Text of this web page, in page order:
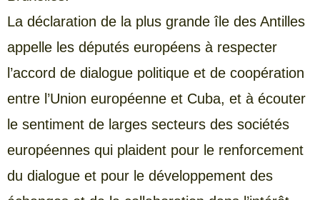
La déclaration de la plus grande île des Antilles
appelle les députés européens à respecter
l’accord de dialogue politique et de coopération
entre l’Union européenne et Cuba, et à écouter
le sentiment de larges secteurs des sociétés
européennes qui plaident pour le renforcement
du dialogue et pour le développement des